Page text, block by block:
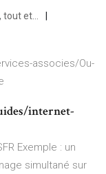
, tout et…
associes/Ou-
internet-
Exemple : un
simultané sur